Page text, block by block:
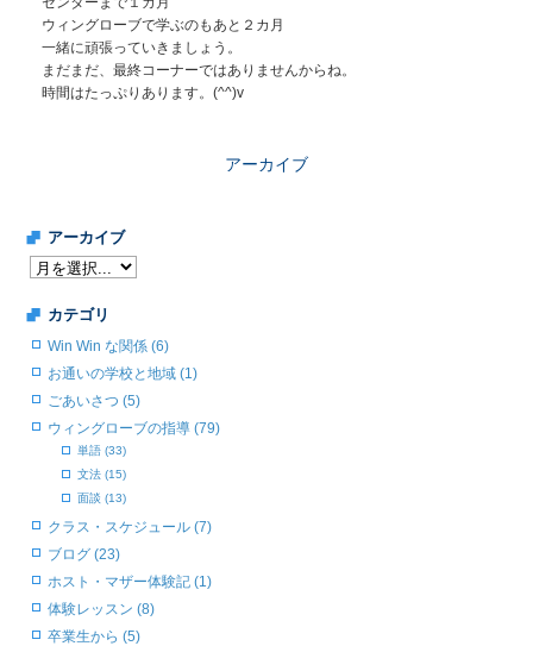
ウィングローブで学ぶのもあと２カ月
一緒に頑張っていきましょう。
まだまだ、最終コーナーではありませんからね。
時間はたっぷりあります。(^^)v
アーカイブ
アーカイブ
カテゴリ
Win Win な関係 (6)
お通いの学校と地域 (1)
ごあいさつ (5)
ウィングローブの指導 (79)
単語 (33)
文法 (15)
面談 (13)
クラス・スケジュール (7)
ブログ (23)
ホスト・マザー体験記 (1)
体験レッスン (8)
卒業生から (5)